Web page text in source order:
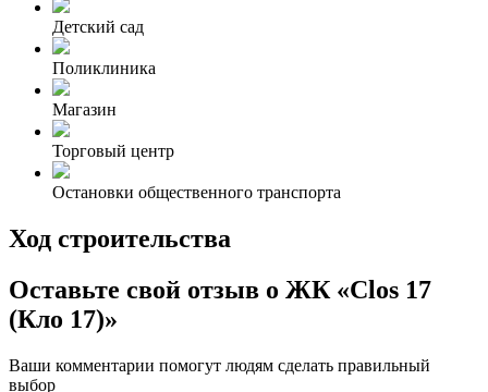
Детский сад
Поликлиника
Магазин
Торговый центр
Остановки общественного транспорта
Ход строительства
Оставьте свой отзыв о ЖК «Clos 17
(Кло 17)»
Ваши комментарии помогут людям сделать правильный
выбор